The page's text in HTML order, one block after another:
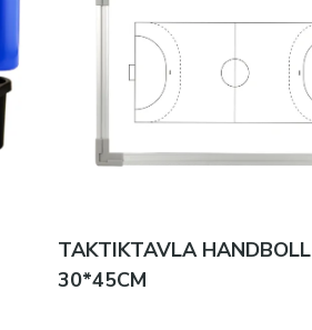
TAKTIKTAVLA HANDBOLL
30*45CM